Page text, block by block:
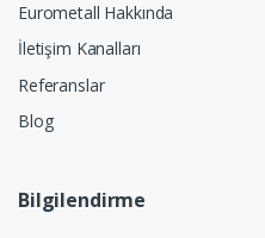
Eurometall Hakkında
İletişim Kanalları
Referanslar
Blog
Bilgilendirme